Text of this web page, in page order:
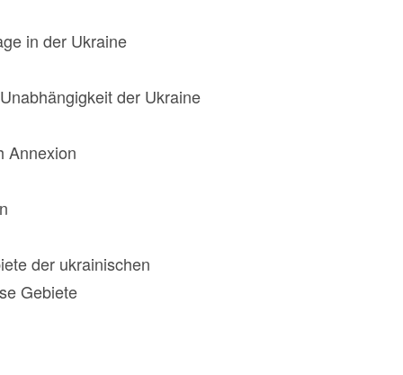
in der Ukraine
der Ukraine
Annexion
der ukrainischen
Gebiete